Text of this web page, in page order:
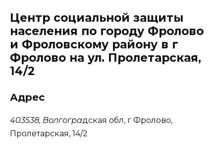
Центр социальной защиты
населения по городу Фролово
и Фроловскому району в г
Фролово на ул. Пролетарская,
14/2
Адрес
403538, Волгоградская обл, г Фролово,
Пролетарская, 14/2